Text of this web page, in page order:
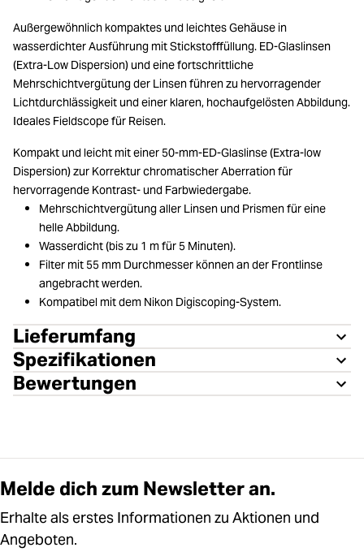
Außergewöhnlich kompaktes und leichtes Gehäuse in
wasserdichter Ausführung mit Stickstofffüllung. ED-Glaslinsen
(Extra-Low Dispersion) und eine fortschrittliche
Mehrschichtvergütung der Linsen führen zu hervorragender
Lichtdurchlässigkeit und einer klaren, hochaufgelösten Abbildung.
Ideales Fieldscope für Reisen.
Kompakt und leicht mit einer 50-mm-ED-Glaslinse (Extra-low
Dispersion) zur Korrektur chromatischer Aberration für
hervorragende Kontrast- und Farbwiedergabe.
Mehrschichtvergütung aller Linsen und Prismen für eine
helle Abbildung.
Wasserdicht (bis zu 1 m für 5 Minuten).
Filter mit 55 mm Durchmesser können an der Frontlinse
angebracht werden.
Kompatibel mit dem Nikon Digiscoping-System.
Lieferumfang
Spezifikationen
Bewertungen
Melde dich zum Newsletter an.
Erhalte als erstes Informationen zu Aktionen und
Angeboten.